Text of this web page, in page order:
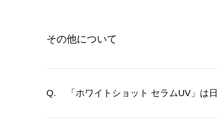
その他について
「ホワイトショット セラムUV」は